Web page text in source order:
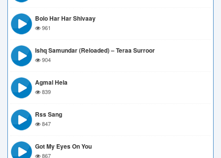
Bolo Har Har Shivaay
961
Ishq Samundar (Reloaded) – Teraa Surroor
904
Agmal Hela
839
Rss Sang
847
Got My Eyes On You
867